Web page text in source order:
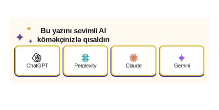
✦
✦
✦
Bu yazını sevimli AI
köməkçinizlə qısaldın
ChatGPT Perplexity Claude Gemini